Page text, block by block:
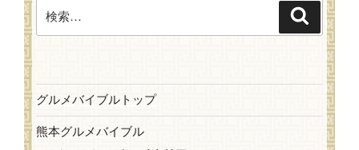
索:
グルメバイブルトップ
熊本グルメバイブル